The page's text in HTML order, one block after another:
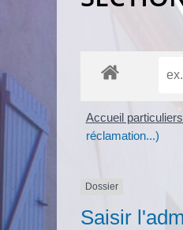
Accueil particuliers
réclamation...)
Dossier
Saisir